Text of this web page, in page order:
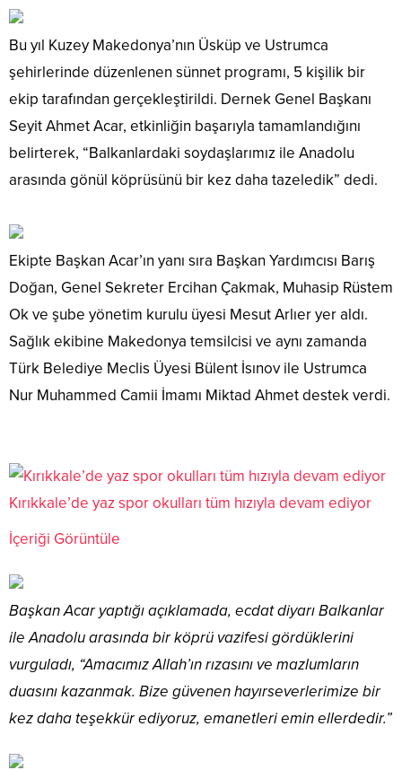
Bu yıl Kuzey Makedonya’nın Üsküp ve Ustrumca
şehirlerinde düzenlenen sünnet programı, 5 kişilik bir
ekip tarafından gerçekleştirildi. Dernek Genel Başkanı
Seyit Ahmet Acar, etkinliğin başarıyla tamamlandığını
belirterek, “Balkanlardaki soydaşlarımız ile Anadolu
arasında gönül köprüsünü bir kez daha tazeledik” dedi.
Ekipte Başkan Acar’ın yanı sıra Başkan Yardımcısı Barış
Doğan, Genel Sekreter Ercihan Çakmak, Muhasip Rüstem
Ok ve şube yönetim kurulu üyesi Mesut Arlıer yer aldı.
Sağlık ekibine Makedonya temsilcisi ve aynı zamanda
Türk Belediye Meclis Üyesi Bülent İsınov ile Ustrumca
Nur Muhammed Camii İmamı Miktad Ahmet destek verdi.
Kırıkkale’de yaz spor okulları tüm hızıyla devam ediyor
İçeriği Görüntüle
Başkan Acar yaptığı açıklamada, ecdat diyarı Balkanlar
ile Anadolu arasında bir köprü vazifesi gördüklerini
vurguladı, “Amacımız Allah’ın rızasını ve mazlumların
duasını kazanmak. Bize güvenen hayırseverlerimize bir
kez daha teşekkür ediyoruz, emanetleri emin ellerdedir.”